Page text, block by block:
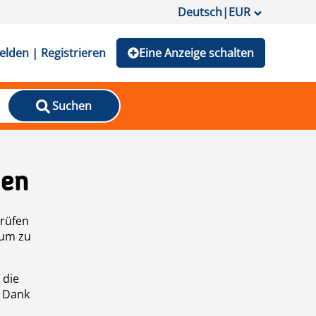
Deutsch|EUR
| Registrieren Eine Anzeige schalten
Suchen
zu
die